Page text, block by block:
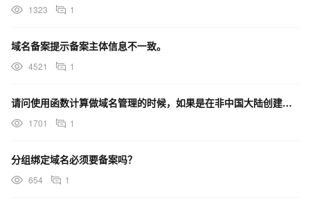
1323 1
域名备案提示备案主体信息不一致。
4521 1
请问使用函数计算做域名管理的时候，如果是在非中国大陆创建的，也需要备案吗
1701 1
分组绑定域名必须要备案吗？
654 1